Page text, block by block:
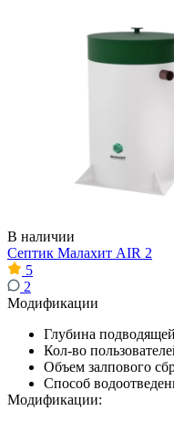
В наличии
Септик Малахит AIR 2
5
2
Модификации
Глубина
Кол-во
Объем залпового
Способ
Модификации: